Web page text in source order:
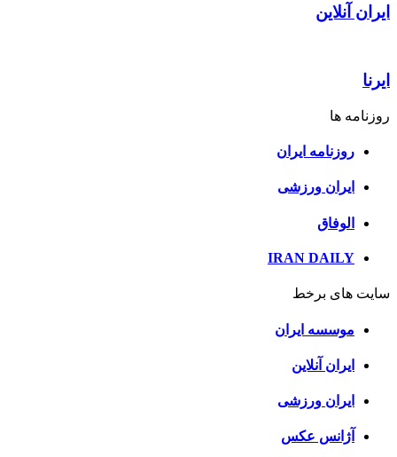
ایران آنلاین
ایرنا
روزنامه ها
روزنامه ایران
ایران ورزشی
الوفاق
IRAN DAILY
سایت های برخط
موسسه ایران
ایران آنلاین
ایران ورزشی
آژانس عکس